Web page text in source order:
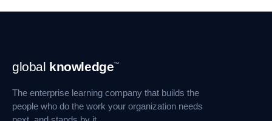
Navigation
en
de
page
global knowledge™
The enterprise learning company that builds the
people who do the work your organization needs